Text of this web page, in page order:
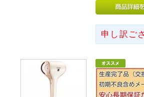
とが増えてまいりましたので
お客様にはご迷惑をお掛けい
◇当店お振込先銀行の取り
7月22日ご注文分より、当店お
いたします。
申し訳ご